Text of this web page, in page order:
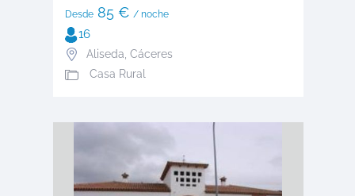
Desde85 € / noche
16
Aliseda Cáceres
Casa Rural